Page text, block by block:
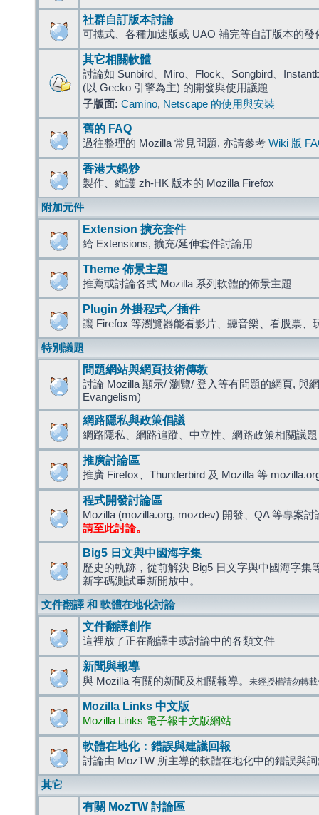
社群自訂版本討論
可攜式、各種加速版或 UAO 補完等自訂版本的發
其它相關軟體
討論如 Sunbird、Miro、Flock、Songbird、
(以 Gecko 引擎為主) 的開發與使用議題
子版面: Camino, Netscape 的使用與安裝
舊的 FAQ
過往整理的 Mozilla 常見問題, 亦請參考 Wiki 版
香港大鍋炒
製作、維護 zh-HK 版本的 Mozilla Firefox
附加元件
Extension 擴充套件
給 Extensions, 擴充/延伸套件討論用
Theme 佈景主題
推薦或討論各式 Mozilla 系列軟體的佈景主題
Plugin 外掛程式╱插件
讓 Firefox 等瀏覽器能看影片、聽音樂、看股票、
特別議題
問題網站與網頁技術傳教
討論 Mozilla 顯示/ 瀏覽/ 登入等有問題的網頁, 與
Evangelism)
網路隱私與政策倡議
網路隱私、網路追蹤、中立性、網路政策相關議題
推廣討論區
推廣 Firefox、Thunderbird 及 Mozilla 等
程式開發討論區
Mozilla (mozilla.org, mozdev) 開發、QA 等專案討
請至此討論。
Big5 日文與中國海字集
歷史的軌跡，從前解決 Big5 日文字與中國海字集
新字碼測試重新開放中。
文件翻譯 和 軟體在地化討論
文件翻譯創作
這裡放了正在翻譯中或討論中的各類文件
新聞與報導
與 Mozilla 有關的新聞及相關報導。 未經授權請勿轉
Mozilla Links 中文版
Mozilla Links 電子報中文版網站
軟體在地化：錯誤與建議回報
討論由 MozTW 所主導的軟體在地化中的錯誤與
其它
有關 MozTW 討論區